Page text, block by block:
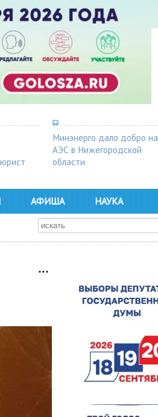
Минэнерго дало добро на
АЭС в Нижегородской
области
АФИША НАУКА